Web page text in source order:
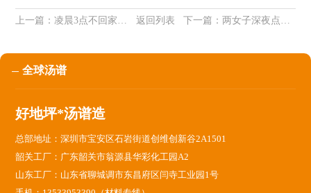
上一篇：凌晨3点不回家：成年人的世界是你想不到的心酸 返回列表 下一篇： 两女子深夜点外卖 竟要求外卖小哥干这事！
全球汤谱
好地坪*汤谱造
总部地址：深圳市宝安区石岩街道创维创新谷2A1501
韶关工厂：广东韶关市翁源县华彩化工园A2
山东工厂：山东省聊城调市东昌府区闫寺工业园1号